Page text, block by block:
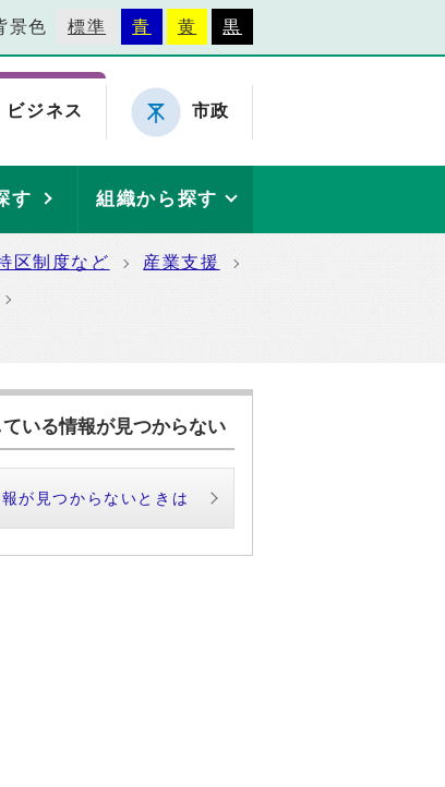
景色 標準 青 黄 黒
ビジネス 市政
す 組織から探す
区制度など
産業支援
いる情報が見つからない
が見つからないときは